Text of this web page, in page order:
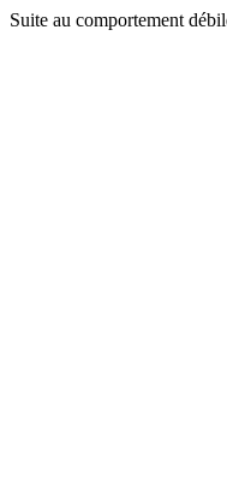
Suite au comportement